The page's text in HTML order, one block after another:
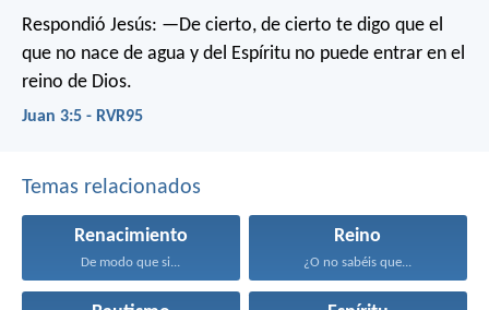
Respondió Jesús: —De cierto, de cierto te digo que el
que no nace de agua y del Espíritu no puede entrar en el
reino de Dios.
Juan 3:5 - RVR95
Temas relacionados
Renacimiento
De modo que si...
Reino
¿O no sabéis que...